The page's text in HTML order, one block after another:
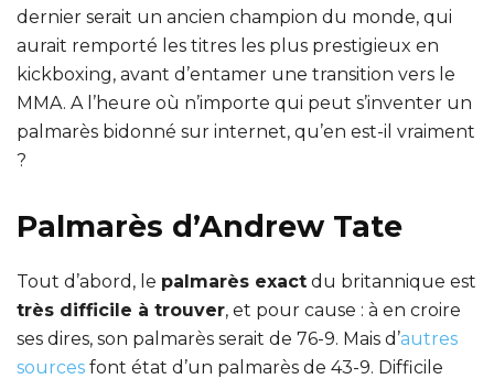
dernier serait un ancien champion du monde, qui
aurait remporté les titres les plus prestigieux en
kickboxing, avant d’entamer une transition vers le
MMA. A l’heure où n’importe qui peut s’inventer un
palmarès bidonné sur internet, qu’en est-il vraiment
?
Palmarès d’Andrew Tate
Tout d’abord, le palmarès exact du britannique est
très difficile à trouver, et pour cause : à en croire
ses dires, son palmarès serait de 76-9. Mais d’autres
sources font état d’un palmarès de 43-9. Difficile